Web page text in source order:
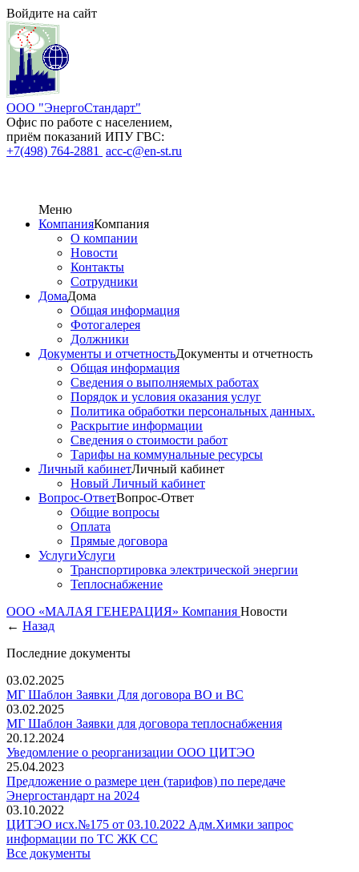
Войдите на сайт
ООО "ЭнергоСтандарт"
Офис по работе с населением,
приём показаний ИПУ ГВС:
+7(498) 764-2881
acc-c@en-st.ru
Меню
КомпанияКомпания
О компании
Новости
Контакты
Сотрудники
ДомаДома
Общая информация
Фотогалерея
Должники
Документы и отчетностьДокументы и отчетность
Общая информация
Сведения о выполняемых работах
Порядок и условия оказания услуг
Политика обработки персональных данных.
Раскрытие информации
Сведения о стоимости работ
Тарифы на коммунальные ресурсы
Личный кабинетЛичный кабинет
Новый Личный кабинет
Вопрос-ОтветВопрос-Ответ
Общие вопросы
Оплата
Прямые договора
УслугиУслуги
Транспортировка электрической энергии
Теплоснабжение
ООО «МАЛАЯ ГЕНЕРАЦИЯ» Компания Новости
← Назад
Последние документы
03.02.2025
МГ Шаблон Заявки Для договора ВО и ВС
03.02.2025
МГ Шаблон Заявки для договора теплоснабжения
20.12.2024
Уведомление о реорганизации ООО ЦИТЭО
25.04.2023
Предложение о размере цен (тарифов) по передаче
Энергостандарт на 2024
03.10.2022
ЦИТЭО исх.№175 от 03.10.2022 Адм.Химки запрос
информации по ТС ЖК СС
Все документы